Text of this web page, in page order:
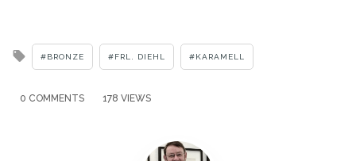
Tagged
BRONZE FRL. DIEHL KARAMELL
0 COMMENTS 178 VIEWS